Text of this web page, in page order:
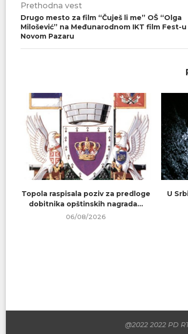
Prethodna vest
Drugo mesto za film “Čuješ li me” OŠ “Olga
Milošević” na Međunarodnom IKT film Fest-u
Novom Pazaru
Topola raspisala poziv za predloge
dobitnika opštinskih nagrada...
06/08/2026
U
@2022 2022 PD